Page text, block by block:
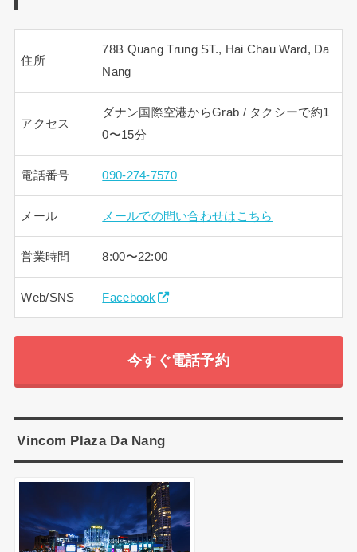
住所
78B Quang Trung ST., Hai Chau Ward, Da
Nang
アクセス
ダナン国際空港からGrab / タクシーで約1
0〜15分
電話番号 090-274-7570
メール メールでの問い合わせはこちら
営業時間 8:00〜22:00
Web/SNS Facebook
今すぐ電話予約
Vincom Plaza Da Nang